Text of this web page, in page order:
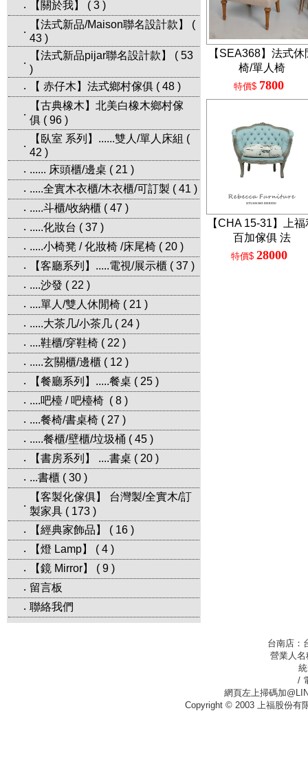
‧
【關於我】 ( 3 )
‧
【法式新品/Maison聯名設計款】
(
43 )
‧
【法式新品pijar聯名設計款】 ( 53
)
‧
【 赤仔木】法式鄉村傢俱 ( 48 )
‧
【古典橡木】北美白橡木鄉村傢
俱 ( 96 )
‧
【臥室 系列】......雙人/單人床組 (
42 )
‧ ...... 床頭櫃/邊桌 ( 21 )
‧ .....全實木衣櫃/木衣櫃/可訂製 ( 41 )
‧ .....斗櫃/收納櫃 ( 47 )
‧ .....化妝台 ( 37 )
‧ .....小椅凳 / 化妝椅 /床尾椅 ( 20 )
‧
【客廳系列】.....電視/展示櫃 ( 37 )
‧ ....沙發 ( 22 )
‧ ....單人/雙人休閒椅 ( 21 )
‧ .....大茶几/小茶几 ( 24 )
‧ ....鞋櫃/穿鞋椅 ( 22 )
‧ .....玄關櫃/邊櫃 ( 12 )
‧
【餐廳系列】.....餐桌 ( 25 )
‧ ....吧檯 / 吧檯椅 ( 8 )
‧ ....餐椅/書桌椅 ( 27 )
‧ .....餐櫃/壁櫃/垃圾桶 ( 45 )
‧
【書房系列】 ....書桌 ( 20 )
‧ ...書櫃 ( 30 )
‧
【客製化傢俱】 台灣製/全實木/訂
製家具 ( 173 )
‧
【經典家飾品】 ( 16 )
‧
【燈 Lamp】 ( 4 )
‧
【鏡 Mirror】 ( 9 )
‧ 留言板
‧ 聯絡我們
【SEA368】法式休
椅/單人椅
特價$ 7800
【CHA 15-31】上福
百加傢俱 法
特價$ 28000
台南店：
營業人
/
網頁左上掃碼加
Copyright © 2003 上福股份有